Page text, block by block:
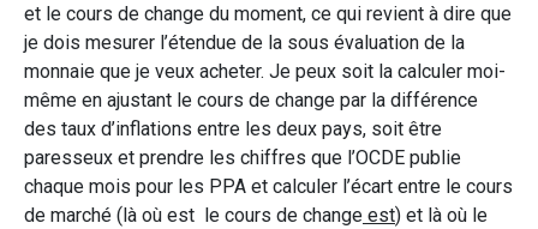
et le cours de change du moment, ce qui revient à dire que
je dois mesurer l’étendue de la sous évaluation de la
monnaie que je veux acheter. Je peux soit la calculer moi-
même en ajustant le cours de change par la différence
des taux d’inflations entre les deux pays, soit être
paresseux et prendre les chiffres que l’OCDE publie
chaque mois pour les PPA et calculer l’écart entre le cours
de marché (là où est le cours de change est) et là où le